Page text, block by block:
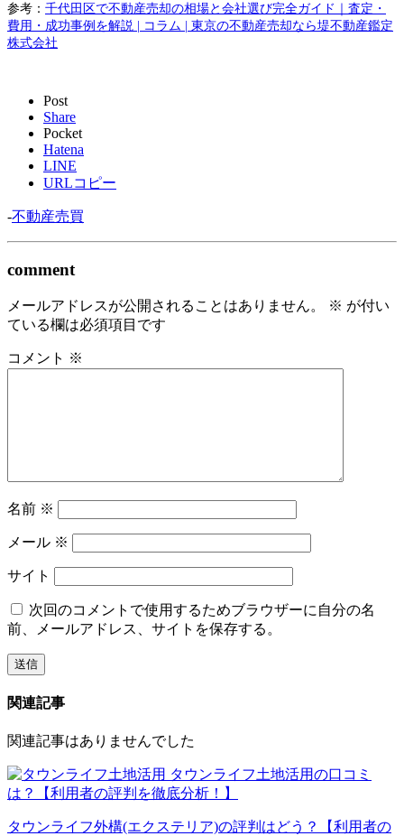
参考： 千代田区で不動産売却の相場と会社選び完全ガイド｜査定・
費用・成功事例を解説 | コラム | 東京の不動産売却なら堤不動産鑑定
株式会社
Post
Share
Pocket
Hatena
LINE
URLコピー
-不動産売買
comment
メールアドレスが公開されることはありません。 ※ が付い
ている欄は必須項目です
コメント ※
名前 ※
メール ※
サイト
次回のコメントで使用するためブラウザーに自分の名
前、メールアドレス、サイトを保存する。
関連記事
関連記事はありませんでした
タウンライフ土地活用の口コミ
は？【利用者の評判を徹底分析！】
タウンライフ外構(エクステリア)の評判はどう？【利用者の